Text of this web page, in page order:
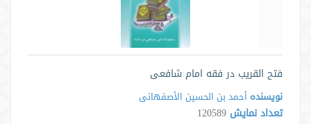
فتح القریب در فقه امام شافعی
نویسنده أحمد بن الحسین الأصفهانی
تعداد نمایش 120589